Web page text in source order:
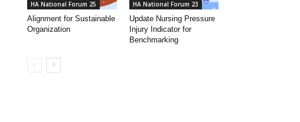
HA National Forum 25
Alignment for Sustainable
Organization
HA National Forum 23
Update Nursing Pressure
Injury Indicator for
Benchmarking